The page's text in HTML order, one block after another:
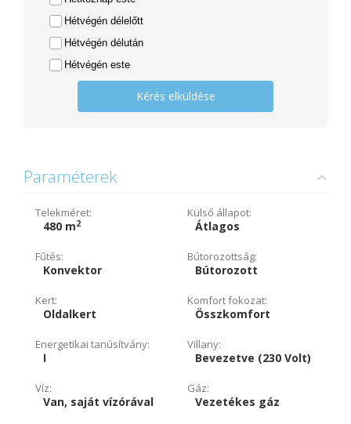
Hétvégén délelőtt
Hétvégén délután
Hétvégén este
Kérés elküldése
Paraméterek
Telekméret:
480 m2
Külső állapot:
Átlagos
Fűtés:
Konvektor
Bútorozottság:
Bútorozott
Kert:
Oldalkert
Komfort fokozat:
Összkomfort
Energetikai tanúsítvány:
I
Villany:
Bevezetve (230 Volt)
Víz:
Van, saját vízórával
Gáz:
Vezetékes gáz